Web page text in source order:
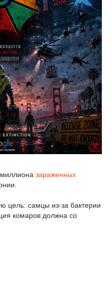
миллиона зараженных
цель: самцы из-за бактерии
комаров должна со